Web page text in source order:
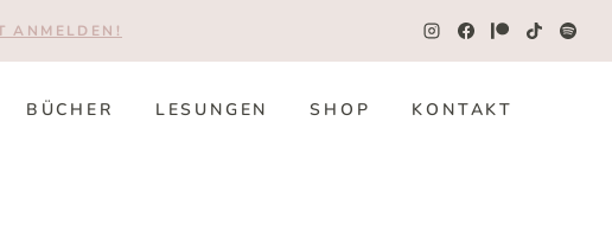
ANMELDEN!
BÜCHER LESUNGEN SHOP KONTAKT